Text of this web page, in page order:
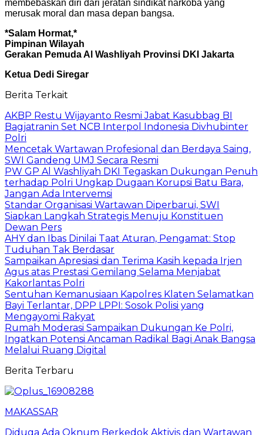
membebaskan diri dari jeratan sindikat narkoba yang
merusak moral dan masa depan bangsa.
*Salam Hormat,*
Pimpinan Wilayah
Gerakan Pemuda Al Washliyah Provinsi DKI Jakarta
Ketua Dedi Siregar
Berita Terkait
AKBP Restu Wijayanto Resmi Jabat Kasubbag BI
Bagjatranin Set NCB Interpol Indonesia Divhubinter
Polri
Mencetak Wartawan Profesional dan Berdaya Saing,
SWI Gandeng UMJ Secara Resmi
PW GP Al Washliyah DKI Tegaskan Dukungan Penuh
terhadap Polri Ungkap Dugaan Korupsi Batu Bara,
Jangan Ada Intervemsi
Standar Organisasi Wartawan Diperbarui, SWI
Siapkan Langkah Strategis Menuju Konstituen
Dewan Pers
AHY dan Ibas Dinilai Taat Aturan, Pengamat: Stop
Tuduhan Tak Berdasar
Sampaikan Apresiasi dan Terima Kasih kepada Irjen
Agus atas Prestasi Gemilang Selama Menjabat
Kakorlantas Polri
Sentuhan Kemanusiaan Kapolres Klaten Selamatkan
Bayi Terlantar, DPP LPPI: Sosok Polisi yang
Mengayomi Rakyat
Rumah Moderasi Sampaikan Dukungan Ke Polri,
Ingatkan Potensi Ancaman Radikal Bagi Anak Bangsa
Melalui Ruang Digital
Berita Terbaru
MAKASSAR
Diduga Ada Oknum Berkedok Aktivis dan Wartawan